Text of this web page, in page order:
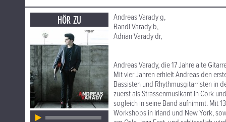
HÖR ZU
Andreas Varady g,
Bandi Varady b,
Adrian Varady dr,
Andreas Varady, die 17 Jahre alte
Mit vier Jahren erhielt Andreas den
Bassisten und Rhythmusgitarristen in
zuerst als Strassenmusikant in Cork
sogleich in seine Band aufnimmt. Mit
Workshops in Irland und New York,